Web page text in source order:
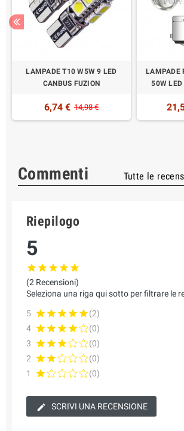
LAMPADE T10 W5W 9 LED
CANBUS FUZION
6,74 € 14,98 €
LAMPADE
50W LED
Commenti Tutte le
Riepilogo
5
(2 Recensioni)
Seleziona una riga qui sotto per filtrare le
5
(2)
4
(0)
3
(0)
2
(0)
1
(0)
SCRIVI UNA RECENSIONE